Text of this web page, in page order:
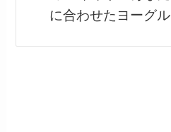
に合わせたヨーグ